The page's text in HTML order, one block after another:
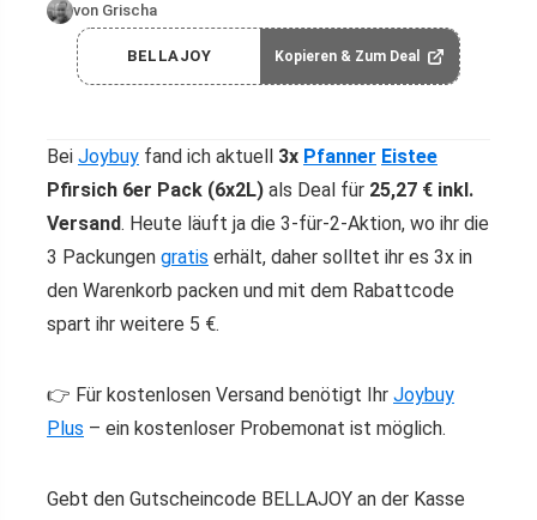
von Grischa
BELLAJOY Kopieren & Zum Deal
Bei Joybuy fand ich aktuell 3x Pfanner Eistee
Pfirsich 6er Pack (6x2L) als Deal für 25,27 € inkl.
Versand. Heute läuft ja die 3-für-2-Aktion, wo ihr die
3 Packungen gratis erhält, daher solltet ihr es 3x in
den Warenkorb packen und mit dem Rabattcode
spart ihr weitere 5 €.
👉 Für kostenlosen Versand benötigt Ihr Joybuy
Plus – ein kostenloser Probemonat ist möglich.
Gebt den Gutscheincode BELLAJOY an der Kasse